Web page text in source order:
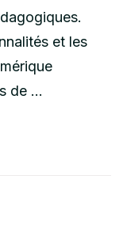
et les
de …